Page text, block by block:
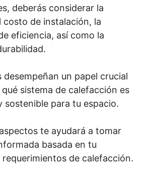
deberás considerar la
costo de instalación, la
eficiencia, así como la
un papel crucial
sistema de calefacción es
sostenible para tu espacio.
te ayudará a tomar
basada en tu
de calefacción.